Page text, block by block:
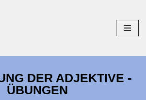
DER ADJEKTIVE -
ÜBUNGEN